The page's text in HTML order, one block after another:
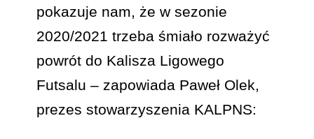
pokazuje nam, że w sezonie
2020/2021 trzeba śmiało rozważyć
powrót do Kalisza Ligowego
Futsalu – zapowiada Paweł Olek,
prezes stowarzyszenia KALPNS: